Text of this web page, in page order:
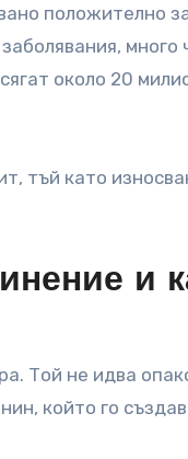
положително
много
около 20
тъй като
и
Той не идва
който го